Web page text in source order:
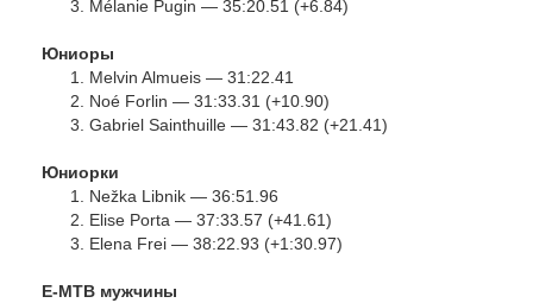
Mélanie Pugin — 35:20.51 (+6.84)
Юниоры
Melvin Almueis — 31:22.41
Noé Forlin — 31:33.31 (+10.90)
Gabriel Sainthuille — 31:43.82 (+21.41)
Юниорки
Nežka Libnik — 36:51.96
Elise Porta — 37:33.57 (+41.61)
Elena Frei — 38:22.93 (+1:30.97)
E-MTB мужчины